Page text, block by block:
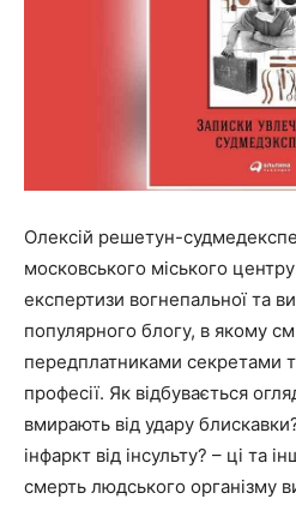
Олексій решетун-
московського міського
експертизи вогнепальної та
популярного блогу, в якому
передплатниками секретами
професії. Як відбувається
вмирають від удару
інфаркт від інсульту? – ці та
смерть людського організму